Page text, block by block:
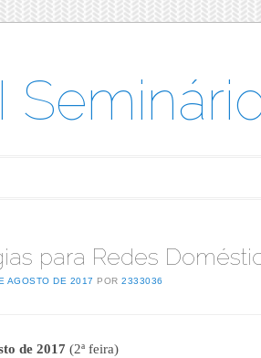
I
para Redes
AGOSTO DE 2017 POR2333036
de 2017 (2ª feira)